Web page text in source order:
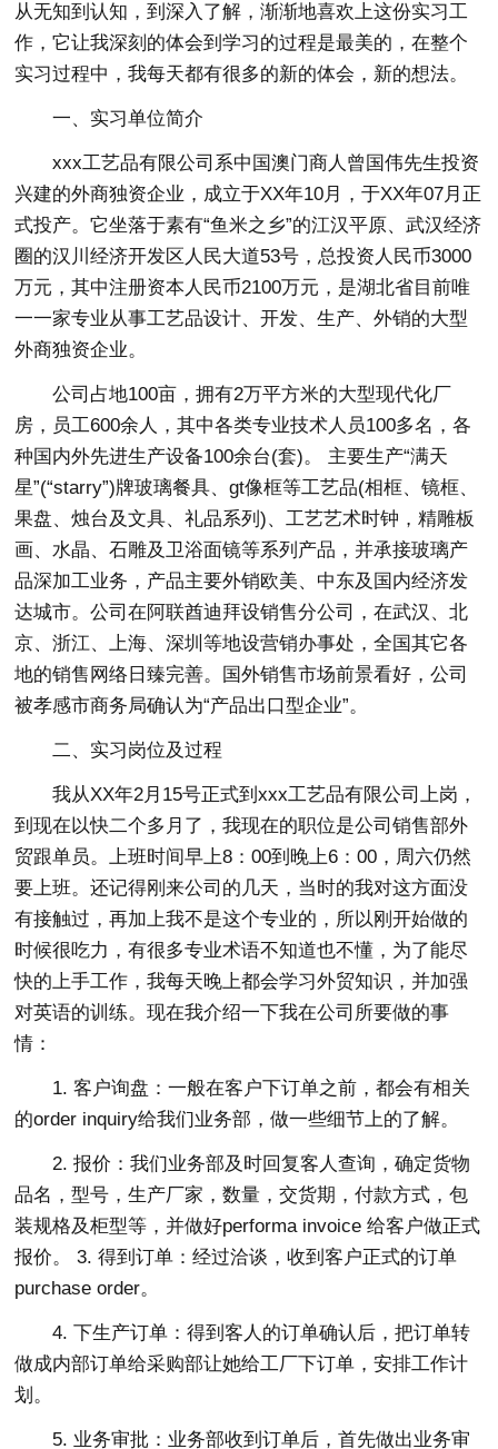
从无知到认知，到深入了解，渐渐地喜欢上这份实习工
作，它让我深刻的体会到学习的过程是最美的，在整个
实习过程中，我每天都有很多的新的体会，新的想法。
一、实习单位简介
xxx工艺品有限公司系中国澳门商人曾国伟先生投资
兴建的外商独资企业，成立于XX年10月，于XX年07月正
式投产。它坐落于素有“鱼米之乡”的江汉平原、武汉经济
圈的汉川经济开发区人民大道53号，总投资人民币3000
万元，其中注册资本人民币2100万元，是湖北省目前唯
一一家专业从事工艺品设计、开发、生产、外销的大型
外商独资企业。
公司占地100亩，拥有2万平方米的大型现代化厂
房，员工600余人，其中各类专业技术人员100多名，各
种国内外先进生产设备100余台(套)。 主要生产“满天
星”(“starry”)牌玻璃餐具、gt像框等工艺品(相框、镜框、
果盘、烛台及文具、礼品系列)、工艺艺术时钟，精雕板
画、水晶、石雕及卫浴面镜等系列产品，并承接玻璃产
品深加工业务，产品主要外销欧美、中东及国内经济发
达城市。公司在阿联酋迪拜设销售分公司，在武汉、北
京、浙江、上海、深圳等地设营销办事处，全国其它各
地的销售网络日臻完善。国外销售市场前景看好，公司
被孝感市商务局确认为“产品出口型企业”。
二、实习岗位及过程
我从XX年2月15号正式到xxx工艺品有限公司上岗，
到现在以快二个多月了，我现在的职位是公司销售部外
贸跟单员。上班时间早上8：00到晚上6：00，周六仍然
要上班。还记得刚来公司的几天，当时的我对这方面没
有接触过，再加上我不是这个专业的，所以刚开始做的
时候很吃力，有很多专业术语不知道也不懂，为了能尽
快的上手工作，我每天晚上都会学习外贸知识，并加强
对英语的训练。现在我介绍一下我在公司所要做的事
情：
1. 客户询盘：一般在客户下订单之前，都会有相关
的order inquiry给我们业务部，做一些细节上的了解。
2. 报价：我们业务部及时回复客人查询，确定货物
品名，型号，生产厂家，数量，交货期，付款方式，包
装规格及柜型等，并做好performa invoice 给客户做正式
报价。 3. 得到订单：经过洽谈，收到客户正式的订单
purchase order。
4. 下生产订单：得到客人的订单确认后，把订单转
做成内部订单给采购部让她给工厂下订单，安排工作计
划。
5. 业务审批：业务部收到订单后，首先做出业务审